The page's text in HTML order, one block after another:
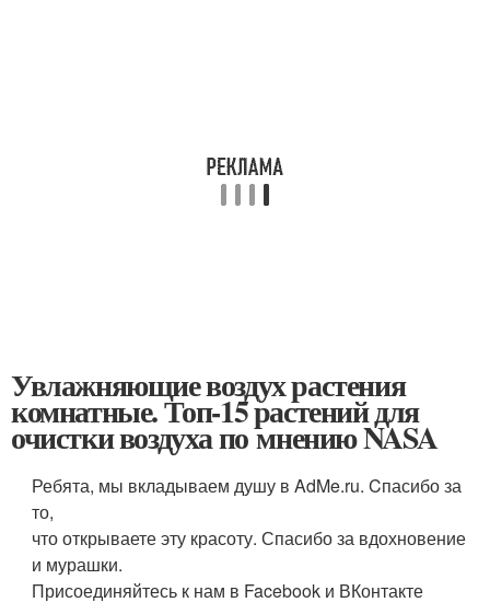
Увлажняющие воздух растения
комнатные. Топ-15 растений для
очистки воздуха по мнению NASA
Ребята, мы вкладываем душу в AdMe.ru. Cпасибо за
то,
что открываете эту красоту. Спасибо за вдохновение
и мурашки.
Присоединяйтесь к нам в Facebook и ВКонтакте